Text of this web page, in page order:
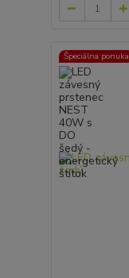
Špeciálna ponuka